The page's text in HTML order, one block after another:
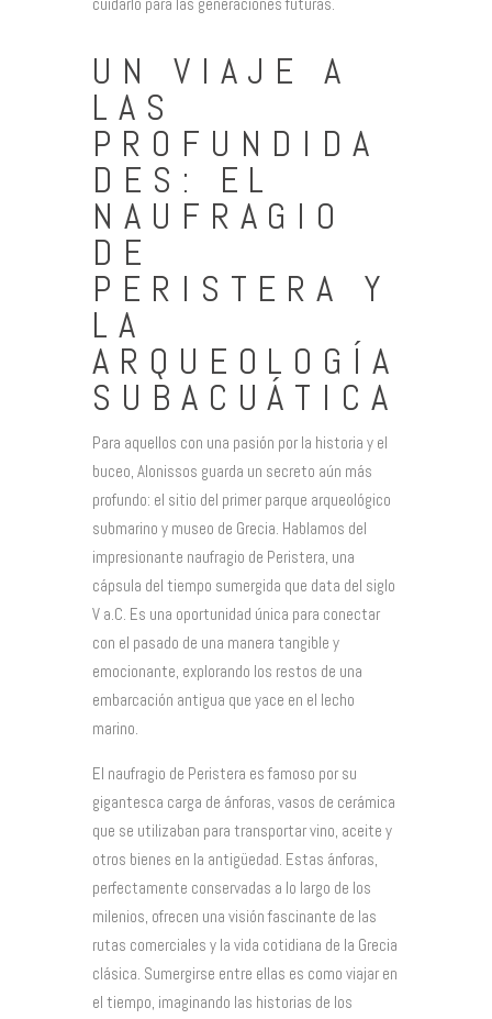
UN VIAJE A
LAS
PROFUNDIDA
DES: EL
NAUFRAGIO
DE
PERISTERA Y
LA
ARQUEOLOGÍA
SUBACUÁTICA
Para aquellos con una pasión por la historia y el
buceo, Alonissos guarda un secreto aún más
profundo: el sitio del primer parque arqueológico
submarino y museo de Grecia. Hablamos del
impresionante naufragio de Peristera, una
cápsula del tiempo sumergida que data del siglo
V a.C. Es una oportunidad única para conectar
con el pasado de una manera tangible y
emocionante, explorando los restos de una
embarcación antigua que yace en el lecho
marino.
El naufragio de Peristera es famoso por su
gigantesca carga de ánforas, vasos de cerámica
que se utilizaban para transportar vino, aceite y
otros bienes en la antigüedad. Estas ánforas,
perfectamente conservadas a lo largo de los
milenios, ofrecen una visión fascinante de las
rutas comerciales y la vida cotidiana de la Grecia
clásica. Sumergirse entre ellas es como viajar en
el tiempo, imaginando las historias de los